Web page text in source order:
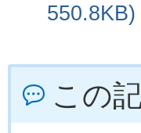
550.8KB)
この